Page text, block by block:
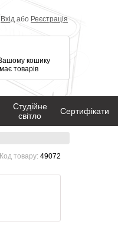
Код товару: 49072
Вхідабо Реєстрація
кошику
товарів
Студійне
світло
Сертифікати